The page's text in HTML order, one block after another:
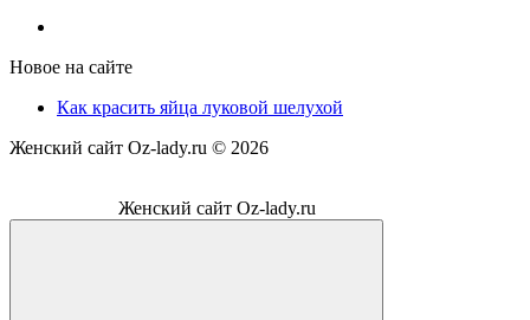
Новое на сайте
Как красить яйца луковой шелухой
Женский сайт Oz-lady.ru © 2026
Женский сайт Oz-lady.ru